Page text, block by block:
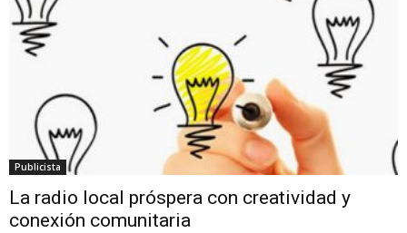
Publicista
La radio local próspera con creatividad y
conexión comunitaria